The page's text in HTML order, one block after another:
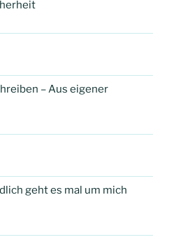
– Aus eigener
geht es mal um mich